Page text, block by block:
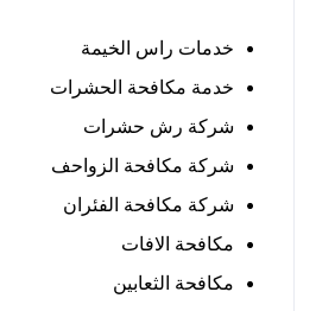
خدمات راس الخيمة
خدمة مكافحة الحشرات
شركة رش حشرات
شركة مكافحة الزواحف
شركة مكافحة الفئران
مكافحة الافات
مكافحة الثعابين